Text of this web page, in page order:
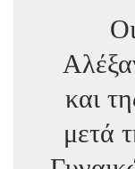
και
μετά